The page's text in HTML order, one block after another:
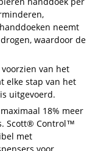
neemt
waardoor de
van het
elke stap van het
uitgevoerd.
18% meer
Scott® Control™
met